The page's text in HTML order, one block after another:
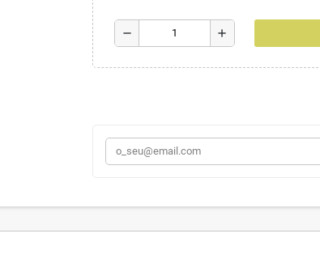
remove add